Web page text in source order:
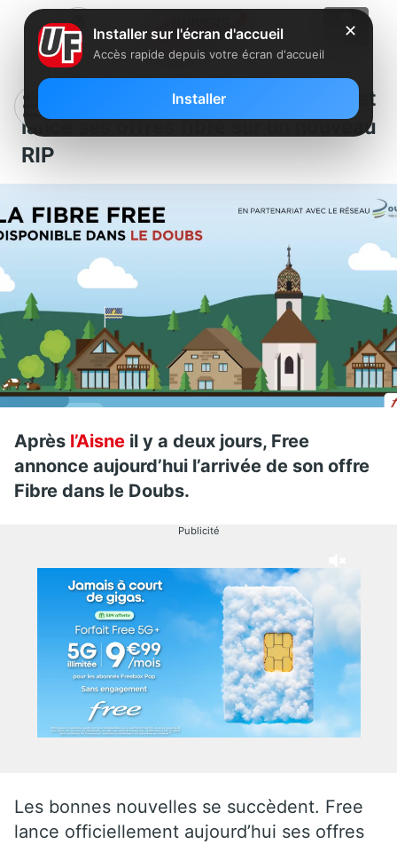
Free accélère en zones rurales et
lance ses offres fibre sur un nouveau
RIP
Après l’Aisne il y a deux jours, Free
annonce aujourd’hui l’arrivée de son offre
Fibre dans le Doubs.
Publicité
Les bonnes nouvelles se succèdent. Free
lance officiellement aujourd’hui ses offres
✕
Installer sur l'écran d'accueil
Accès rapide depuis votre écran d'accueil
Installer